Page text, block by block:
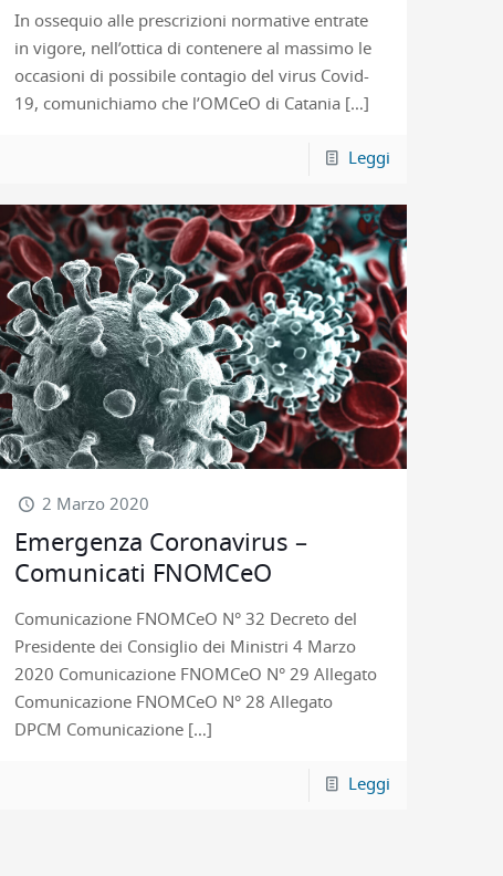
In ossequio alle prescrizioni normative entrate
in vigore, nell’ottica di contenere al massimo le
occasioni di possibile contagio del virus Covid-
19, comunichiamo che l’OMCeO di Catania […]
Leggi
2 Marzo 2020
Emergenza Coronavirus –
Comunicati FNOMCeO
Comunicazione FNOMCeO N° 32 Decreto del
Presidente dei Consiglio dei Ministri 4 Marzo
2020 Comunicazione FNOMCeO N° 29 Allegato
Comunicazione FNOMCeO N° 28 Allegato
DPCM Comunicazione […]
Leggi